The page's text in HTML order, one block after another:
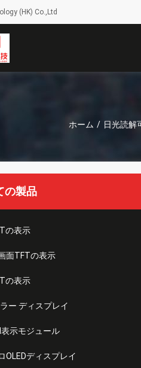
(HK) Co.,Ltd
ホーム / 日光読解
の製品
の表示
面TFTの表示
の表示
ー ディスプレイ
示モジュール
OLEDディスプレイ